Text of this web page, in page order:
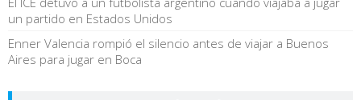
un partido en Estados Unidos
Enner Valencia rompió el silencio antes de viajar a Buenos
Aires para jugar en Boca